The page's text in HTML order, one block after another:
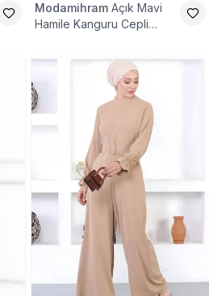
Modamihram Açık Mavi
Hamile Kanguru Cepli